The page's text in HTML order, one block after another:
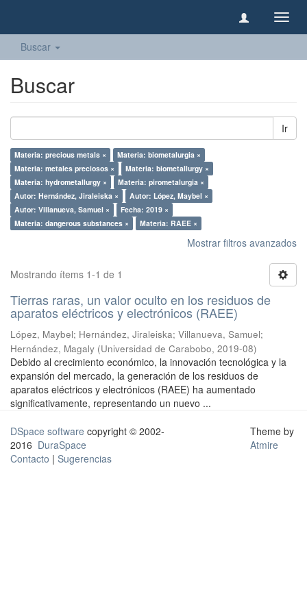
Buscar
Buscar
Ir
Materia: precious metals ×
Materia: biometalurgia ×
Materia: metales preciosos ×
Materia: biometallurgy ×
Materia: hydrometallurgy ×
Materia: pirometalurgia ×
Autor: Hernández, Jiraleiska ×
Autor: López, Maybel ×
Autor: Villanueva, Samuel ×
Fecha: 2019 ×
Materia: dangerous substances ×
Materia: RAEE ×
Mostrar filtros avanzados
Mostrando ítems 1-1 de 1
Tierras raras, un valor oculto en los residuos de
aparatos eléctricos y electrónicos (RAEE)
López, Maybel; Hernández, Jiraleiska; Villanueva, Samuel;
Hernández, Magaly (Universidad de Carabobo, 2019-08)
Debido al crecimiento económico, la innovación tecnológica y la
expansión del mercado, la generación de los residuos de
aparatos eléctricos y electrónicos (RAEE) ha aumentado
significativamente, representando un nuevo ...
DSpace software copyright © 2002-
2016 DuraSpace
Contacto | Sugerencias
Theme by
Atmire